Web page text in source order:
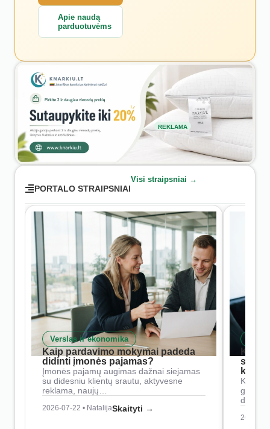
Apie naudą
parduotuvėms
REKLAMA
PORTALO STRAIPSNIAI
Visi straipsniai →
Verslas ir ekonomika
Kaip pardavimo mokymai padeda
didinti įmonės pajamas?
Įmonės pajamų augimas dažnai siejamas
su didesniu klientų srautu, aktyvesne
reklama, naujų…
2026-07-22 • NatalijaSkaityti →
Kaip
2026-